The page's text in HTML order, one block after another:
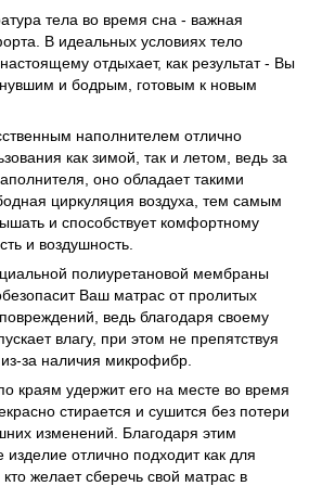
тела во время сна - важная
В идеальных условиях тело
отдыхает, как результат - Вы
и бодрым, готовым к новым
наполнителем отлично
как зимой, так и летом, ведь за
оно обладает такими
циркуляция воздуха, тем самым
и способствует комфортному
и воздушность.
полиуретановой мембраны
Ваш матрас от пролитых
ведь благодаря своему
влагу, при этом не препятствуя
за наличия микрофибр.
краям удержит его на месте во время
стирается и сушится без потери
изменений. Благодаря этим
изделие отлично подходит как для
желает сберечь свой матрас в